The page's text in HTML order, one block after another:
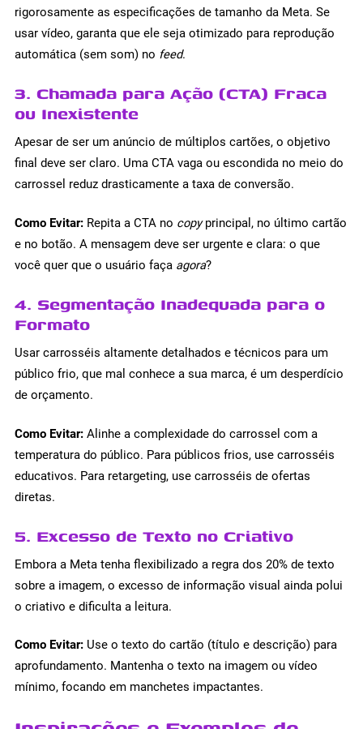
rigorosamente as especificações de tamanho da Meta. Se
usar vídeo, garanta que ele seja otimizado para reprodução
automática (sem som) no feed.
3. Chamada para Ação (CTA) Fraca
ou Inexistente
Apesar de ser um anúncio de múltiplos cartões, o objetivo
final deve ser claro. Uma CTA vaga ou escondida no meio do
carrossel reduz drasticamente a taxa de conversão.
Como Evitar: Repita a CTA no copyprincipal, no último cartão
e no botão. A mensagem deve ser urgente e clara: o que
você quer que o usuário faça agora?
4. Segmentação Inadequada para o
Formato
Usar carrosséis altamente detalhados e técnicos para um
público frio, que mal conhece a sua marca, é um desperdício
de orçamento.
Como Evitar: Alinhe a complexidade do carrossel com a
temperatura do público. Para públicos frios, use carrosséis
educativos. Para retargeting, use carrosséis de ofertas
diretas.
5. Excesso de Texto no Criativo
Embora a Meta tenha flexibilizado a regra dos 20% de texto
sobre a imagem, o excesso de informação visual ainda polui
o criativo e dificulta a leitura.
Como Evitar: Use o texto do cartão (título e descrição) para
aprofundamento. Mantenha o texto na imagem ou vídeo
mínimo, focando em manchetes impactantes.